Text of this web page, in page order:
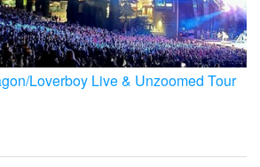
Loverboy Live & Unzoomed Tour